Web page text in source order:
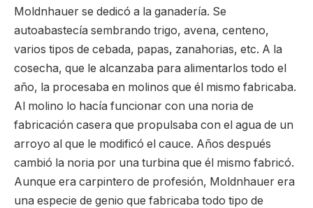
Moldnhauer se dedicó a la ganadería. Se
autoabastecía sembrando trigo, avena, centeno,
varios tipos de cebada, papas, zanahorias, etc. A la
cosecha, que le alcanzaba para alimentarlos todo el
año, la procesaba en molinos que él mismo fabricaba.
Al molino lo hacía funcionar con una noria de
fabricación casera que propulsaba con el agua de un
arroyo al que le modificó el cauce. Años después
cambió la noria por una turbina que él mismo fabricó.
Aunque era carpintero de profesión, Moldnhauer era
una especie de genio que fabricaba todo tipo de